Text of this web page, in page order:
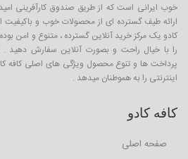
خوب ایرانی است که از طریق صندوق کارآفرینی
ارائه طیف گسترده ای از محصولات خوب و باکیفیت
کادو یک مرکز خرید آنلاین گسترده ، متنوع و امن
را با خیال راحت و بصورت آنلاین سفارش دهید .
پرداخت ها و تنوع محصول ویژگی های اصلی کافه
اینترنتی را به هموطنان میدهد .
کافه کادو
صفحه اصلی